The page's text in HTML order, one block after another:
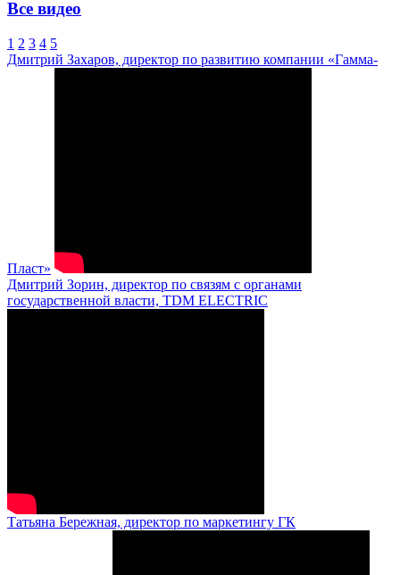
Все видео
1 2 3 4 5
Дмитрий Захаров, директор по развитию компании «Гамма-
Пласт»
Дмитрий Зорин, директор по связям с органами
государственной власти, TDM ELECTRIC
Татьяна Бережная, директор по маркетингу ГК